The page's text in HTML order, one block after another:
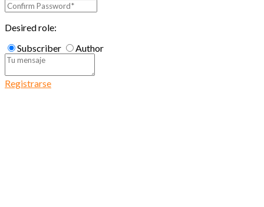
Desired role:
Subscriber
Author
Registrarse